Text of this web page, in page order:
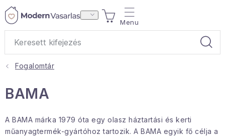
Ugrás
KOSÁR
Ajándékok
Otthoni illatok
Teák
Fogalomtár
BAMA
A BAMA márka 1979 óta egy olasz háztartási és kerti
műanyagtermék-gyártóhoz tartozik. A BAMA egyik fő célja a